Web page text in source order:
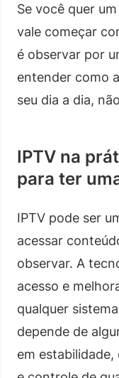
Se você quer
vale começar
é observar por
entender como
seu dia a dia,
IPTV na
para ter
IPTV pode ser
acessar
observar. A
acesso e
qualquer
depende de
em